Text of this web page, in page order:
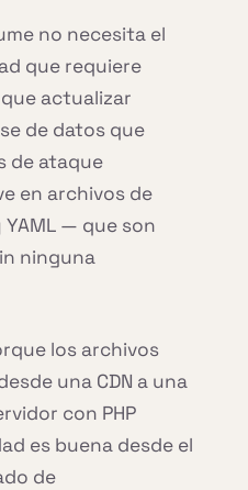
no necesita el
que requiere
actualizar
de datos que
de ataque
en archivos de
— que son
ninguna
los archivos
una CDN a una
con PHP
es buena desde el
de